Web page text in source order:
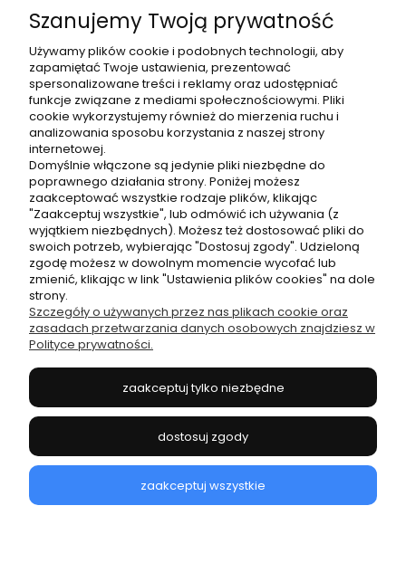
wszystkie wykonane z dbałością o detale. Nasze
produkty wyróżniają się trwałością i estetyką,
sprawiając, że są doskonałymi prezentami dla
siebie i innych. Spraw sobie odrobinę frajdy i dołącz
do społeczności Uniwersytetu WSB Merito.
O nas
Obsługa klienta
Moje konto
Szanujemy Twoją prywatność
Używamy plików cookie i podobnych technologii, aby
zapamiętać Twoje ustawienia, prezentować
spersonalizowane treści i reklamy oraz udostępniać
funkcje związane z mediami społecznościowymi. Pliki
cookie wykorzystujemy również do mierzenia ruchu i
analizowania sposobu korzystania z naszej strony
internetowej.
Domyślnie włączone są jedynie pliki niezbędne do
poprawnego działania strony. Poniżej możesz
zaakceptować wszystkie rodzaje plików, klikając
"Zaakceptuj wszystkie", lub odmówić ich używania (z
wyjątkiem niezbędnych). Możesz też dostosować pliki do
swoich potrzeb, wybierając "Dostosuj zgody". Udzieloną
zgodę możesz w dowolnym momencie wycofać lub
zmienić, klikając w link "Ustawienia plików cookies" na dole
strony.
Szczegóły o używanych przez nas plikach cookie oraz
zasadach przetwarzania danych osobowych znajdziesz w
Polityce prywatności.
zaakceptuj tylko niezbędne
dostosuj zgody
zaakceptuj wszystkie